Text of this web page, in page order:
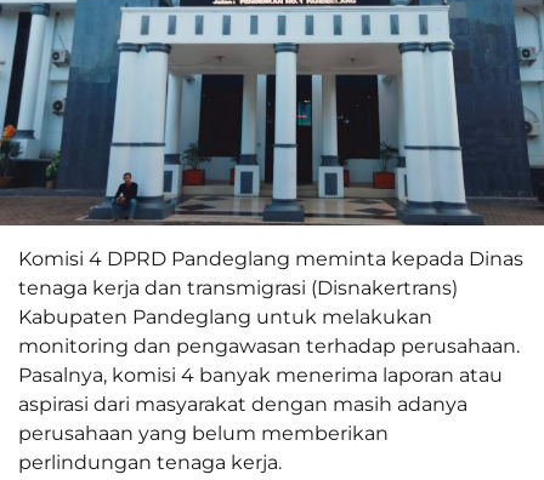
Komisi 4 DPRD Pandeglang meminta kepada Dinas
tenaga kerja dan transmigrasi (Disnakertrans)
Kabupaten Pandeglang untuk melakukan
monitoring dan pengawasan terhadap perusahaan.
Pasalnya, komisi 4 banyak menerima laporan atau
aspirasi dari masyarakat dengan masih adanya
perusahaan yang belum memberikan
perlindungan tenaga kerja.